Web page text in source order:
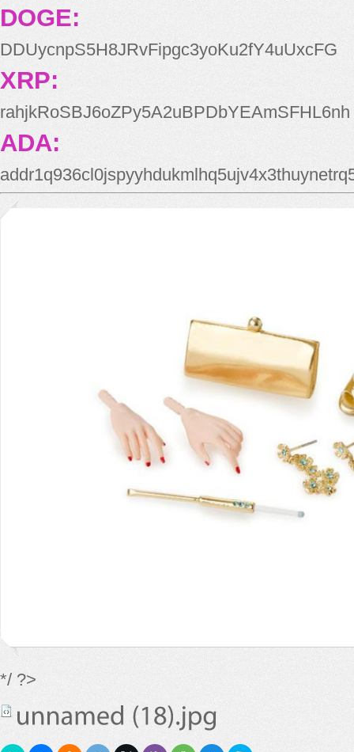
DOGE:
DDUycnpS5H8JRvFipgc3yoKu2fY4uUxcFG
XRP:
rahjkRoSBJ6oZPy5A2uBPDbYEAmSFHL6nh
ADA:
*/ ?>